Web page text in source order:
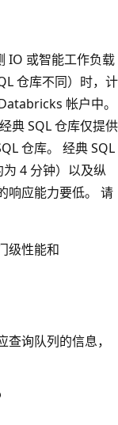
IO 或智能工作负载
仓库不同）时，计
帐户中。
典 SQL 仓库仅提供
仓库。 经典 SQL
4 分钟）以及纵
响应能力要低。 请
级性能和
询队列的信息，